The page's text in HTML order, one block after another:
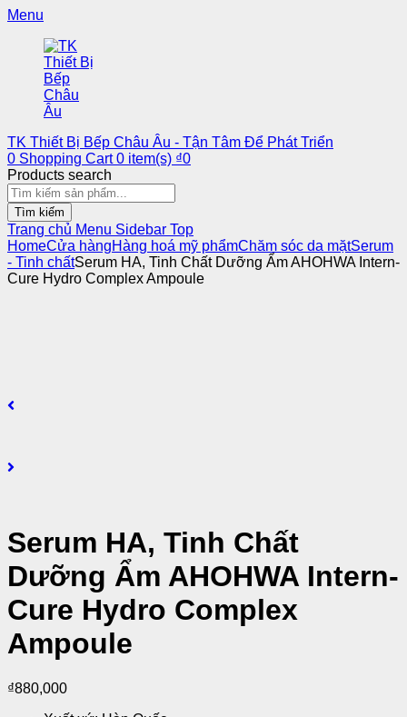
Menu
TK Thiết Bị Bếp Châu Âu - Tận Tâm Để Phát Triển
0 Shopping Cart 0 item(s) ₫0
Products search
Tìm kiếm
Trang chủ Menu Sidebar Top
HomeCửa hàngHàng hoá mỹ phẩmChăm sóc da mặtSerum
- Tinh chấtSerum HA, Tinh Chất Dưỡng Ẩm AHOHWA Intern-
Cure Hydro Complex Ampoule
Serum HA, Tinh Chất
Dưỡng Ẩm AHOHWA Intern-
Cure Hydro Complex
Ampoule
₫880,000